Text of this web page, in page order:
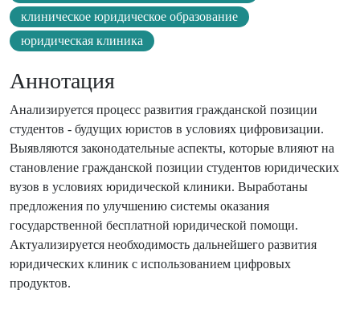
клиническое юридическое образование
юридическая клиника
Аннотация
Анализируется процесс развития гражданской позиции
студентов - будущих юристов в условиях цифровизации.
Выявляются законодательные аспекты, которые влияют на
становление гражданской позиции студентов юридических
вузов в условиях юридической клиники. Выработаны
предложения по улучшению системы оказания
государственной бесплатной юридической помощи.
Актуализируется необходимость дальнейшего развития
юридических клиник с использованием цифровых
продуктов.